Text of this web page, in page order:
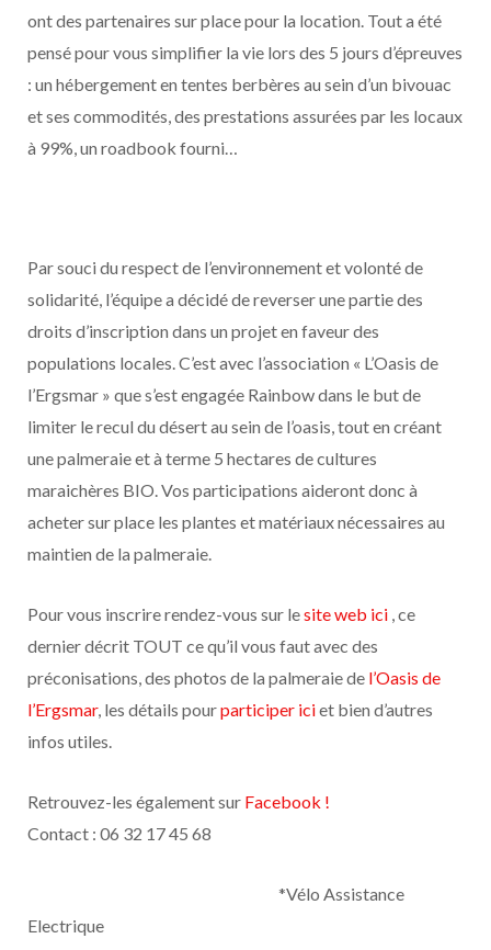
ont des partenaires sur place pour la location. Tout a été
pensé pour vous simplifier la vie lors des 5 jours d’épreuves
: un hébergement en tentes berbères au sein d’un bivouac
et ses commodités, des prestations assurées par les locaux
à 99%, un roadbook fourni…
Par souci du respect de l’environnement et volonté de
solidarité, l’équipe a décidé de reverser une partie des
droits d’inscription dans un projet en faveur des
populations locales. C’est avec l’association « L’Oasis de
l’Ergsmar » que s’est engagée Rainbow dans le but de
limiter le recul du désert au sein de l’oasis, tout en créant
une palmeraie et à terme 5 hectares de cultures
maraichères BIO. Vos participations aideront donc à
acheter sur place les plantes et matériaux nécessaires au
maintien de la palmeraie.
Pour vous inscrire rendez-vous sur lesite web ici , ce
dernier décrit TOUT ce qu’il vous faut avec des
préconisations, des photos de la palmeraie de l’Oasis de
l’Ergsmar, les détails pourparticiper iciet bien d’autres
infos utiles.
Retrouvez-les également sur Facebook !
Contact : 06 32 17 45 68
*Vélo Assistance
Electrique